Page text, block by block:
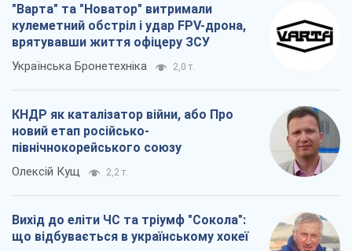
"Варта" та "Новатор" витримали
кулеметний обстріл і удар FPV-дрона,
врятувавши життя офіцеру ЗСУ
Українська Бронетехніка 2,0 т.
КНДР як каталізатор війни, або Про
новий етап російсько-
північнокорейського союзу
Олексій Кущ 2,2 т.
Вихід до еліти ЧС та тріумф "Сокола":
що відбувається в українському хокеї